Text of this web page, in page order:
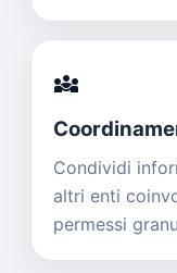
diversity_3
Condividi
altri enti
permessi